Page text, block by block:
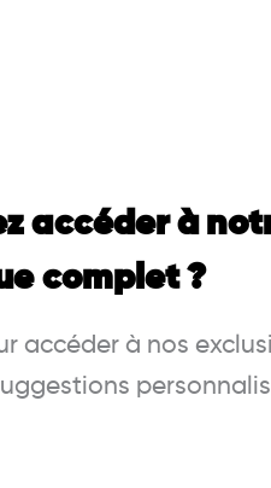
accéder à
complet ?
accéder à nos